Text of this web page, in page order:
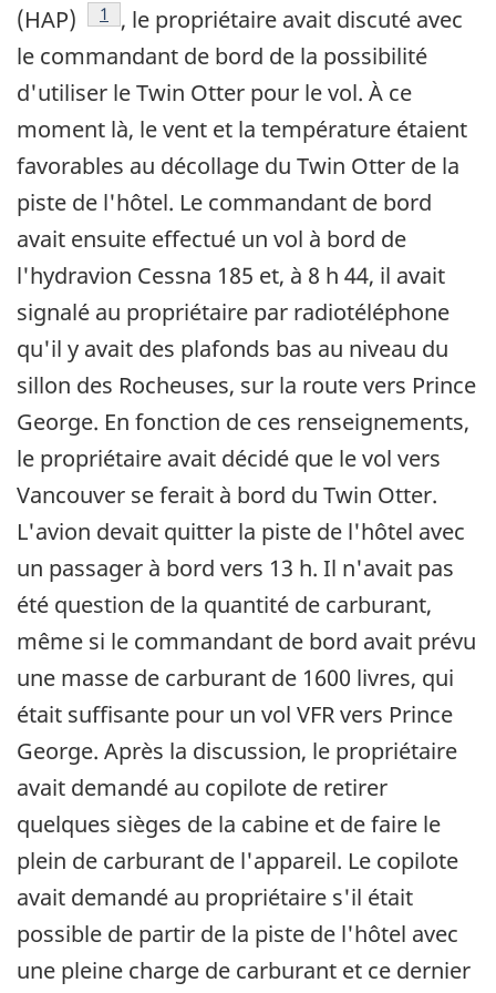
(HAP)
Footnote
1
, le propriétaire avait discuté avec
le commandant de bord de la possibilité
d'utiliser le Twin Otter pour le vol. À ce
moment là, le vent et la température étaient
favorables au décollage du Twin Otter de la
piste de l'hôtel. Le commandant de bord
avait ensuite effectué un vol à bord de
l'hydravion Cessna 185 et, à 8 h 44, il avait
signalé au propriétaire par radiotéléphone
qu'il y avait des plafonds bas au niveau du
sillon des Rocheuses, sur la route vers Prince
George. En fonction de ces renseignements,
le propriétaire avait décidé que le vol vers
Vancouver se ferait à bord du Twin Otter.
L'avion devait quitter la piste de l'hôtel avec
un passager à bord vers 13 h. Il n'avait pas
été question de la quantité de carburant,
même si le commandant de bord avait prévu
une masse de carburant de 1600 livres, qui
était suffisante pour un vol VFR vers Prince
George. Après la discussion, le propriétaire
avait demandé au copilote de retirer
quelques sièges de la cabine et de faire le
plein de carburant de l'appareil. Le copilote
avait demandé au propriétaire s'il était
possible de partir de la piste de l'hôtel avec
une pleine charge de carburant et ce dernier